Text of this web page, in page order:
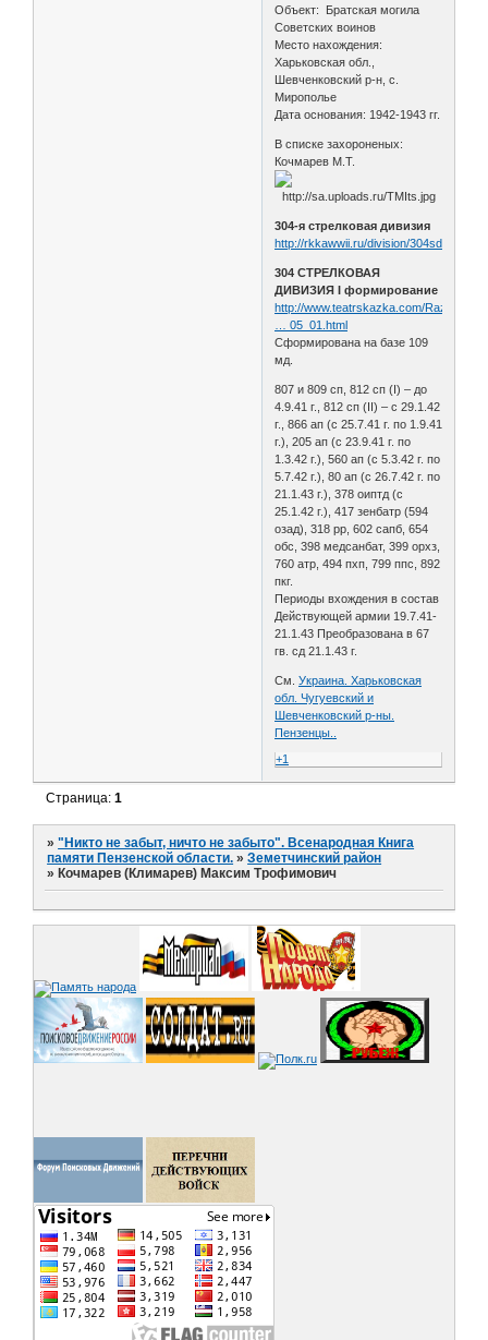
Объект: Братская могила
Cоветских воинов
Место нахождения:
Харьковская обл.,
Шевченковский р-н, с.
Мирополье
Дата основания: 1942-1943 гг.
В списке захороненых:
Кочмарев М.Т.
304-я стрелковая дивизия
http://rkkawwii.ru/division/304sdf1
304 СТРЕЛКОВАЯ
ДИВИЗИЯ I формирование
http://www.teatrskazka.com/Raznoe/
… 05_01.html
Сформирована на базе 109
мд.
807 и 809 сп, 812 сп (I) – до
4.9.41 г., 812 сп (II) – с 29.1.42
г., 866 ап (с 25.7.41 г. по 1.9.41
г.), 205 ап (с 23.9.41 г. по
1.3.42 г.), 560 ап (с 5.3.42 г. по
5.7.42 г.), 80 ап (с 26.7.42 г. по
21.1.43 г.), 378 оиптд (с
25.1.42 г.), 417 зенбатр (594
озад), 318 рр, 602 сапб, 654
обс, 398 медсанбат, 399 орхз,
760 атр, 494 пхп, 799 ппс, 892
пкг.
Периоды вхождения в состав
Действующей армии 19.7.41-
21.1.43 Преобразована в 67
гв. сд 21.1.43 г.
См.Украина. Харьковская
обл. Чугуевский и
Шевченковский р-ны.
Пензенцы..
+1
Страница:1
»"Никто не забыт, ничто не забыто". Всенародная Книга
памяти Пензенской области. »Земетчинский район
» Кочмарев (Климарев) Максим Трофимович